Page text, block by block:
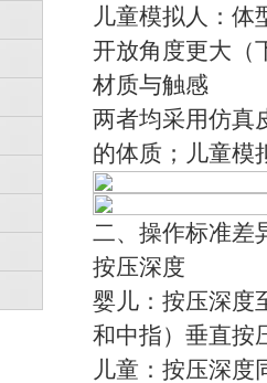
儿童模拟人：体
开放角度更大（
材质与触感
两者均采用仿真
的体质；儿童模
二、操作标准差
按压深度
婴儿：按压深度
和中指）垂直按
儿童：按压深